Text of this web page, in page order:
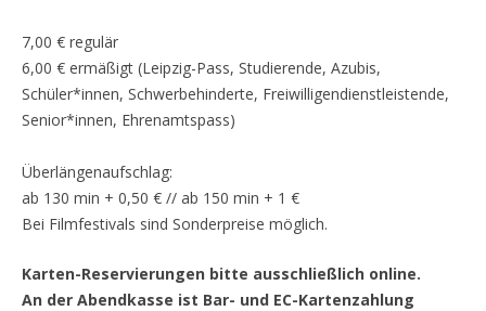
7,00 € regulär
6,00 € ermäßigt (Leipzig-Pass, Studierende, Azubis,
Schüler*innen, Schwerbehinderte, Freiwilligendienstleistende,
Senior*innen, Ehrenamtspass)
Überlängenaufschlag:
ab 130 min + 0,50 € // ab 150 min + 1 €
Bei Filmfestivals sind Sonderpreise möglich.
Karten-Reservierungen bitte ausschließlich online.
An der Abendkasse ist Bar- und EC-Kartenzahlung